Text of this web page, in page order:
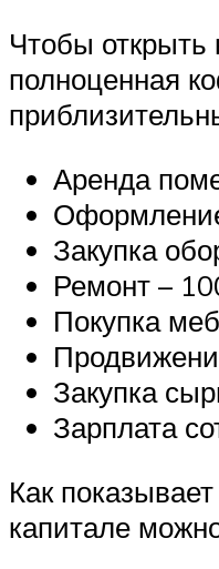
Чтобы открыть
полноценная
Аренда
Закупка
Ремонт –
Покупка
Закупка
Зарплата
Как
капитале